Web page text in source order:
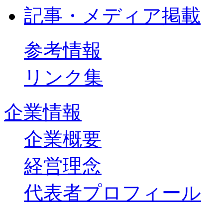
記事・メディア掲載
参考情報
リンク集
企業情報
企業概要
経営理念
代表者プロフィール